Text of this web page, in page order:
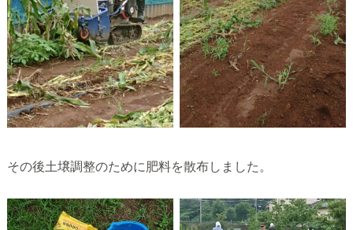
その後土壌調整のために肥料を散布しました。